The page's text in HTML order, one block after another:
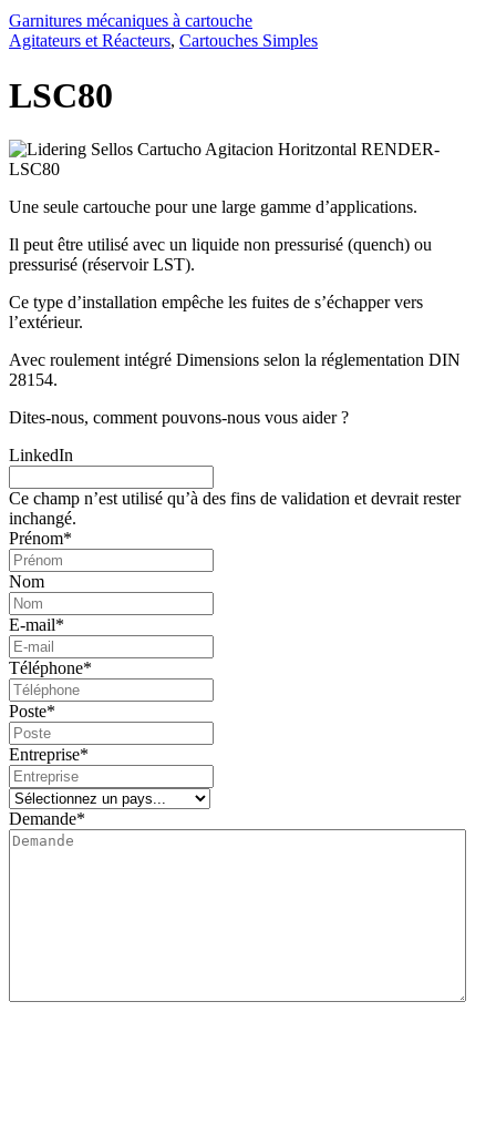
Garnitures mécaniques à cartouche
Agitateurs et Réacteurs, Cartouches Simples
LSC80
Une seule cartouche pour une large gamme d’applications.
Il peut être utilisé avec un liquide non pressurisé (quench) ou
pressurisé (réservoir LST).
Ce type d’installation empêche les fuites de s’échapper vers
l’extérieur.
Avec roulement intégré Dimensions selon la réglementation DIN
28154.
Dites-nous, comment pouvons-nous vous aider ?
LinkedIn
Ce champ n’est utilisé qu’à des fins de validation et devrait rester
inchangé.
Prénom*
Nom
E-mail*
Téléphone*
Poste*
Entreprise*
Demande*